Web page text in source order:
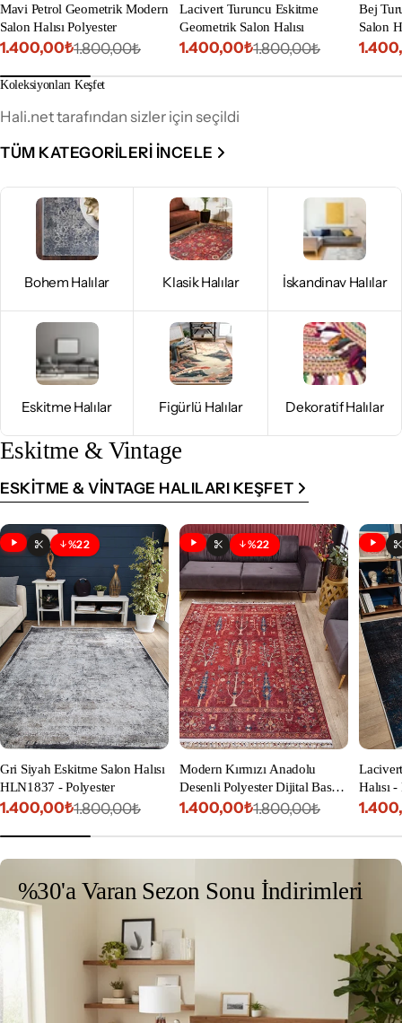
Mavi Petrol Geometrik Modern
Salon Halısı Polyester
İndirimli
fiyat
1.400,00₺
Normal
fiyat
1.800,00₺
Lacivert Turuncu Eskitme
Geometrik Salon Halısı
İndirimli
fiyat
1.400,00₺
Normal
fiyat
1.800,00₺
Bej
Salon
fiyat
fiyat
Koleksiyonları Keşfet
Hali.net tarafından sizler için seçildi
TÜM KATEGORILERI INCELE
Bohem Halılar Klasik Halılar İskandinav Halılar
Eskitme Halılar Figürlü Halılar Dekoratif Halılar
Eskitme & Vintage
ESKITME & VINTAGE HALILARI KEŞFET
Videolu Ürün
Özelleştirilebilir
%22
İndirim
Gri Siyah Eskitme Salon Halısı
HLN1837 - Polyester
İndirimli
fiyat
1.400,00₺
Normal
fiyat
1.800,00₺
Videolu Ürün
Özelleştirilebilir
%22
İndirim
Modern Kırmızı Anadolu
Desenli Polyester Dijital Baskı
Mutfak Halısı
İndirimli
fiyat
1.400,00₺
Normal
fiyat
1.800,00₺
Halısı
fiyat
fiyat
%30'a Varan Sezon Sonu İndirimleri